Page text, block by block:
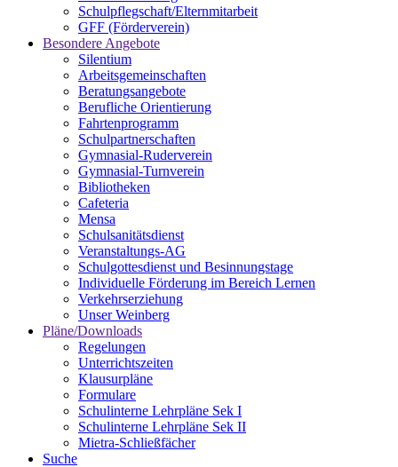
Schulpflegschaft/Elternmitarbeit
GFF (Förderverein)
Besondere Angebote
Silentium
Arbeitsgemeinschaften
Beratungsangebote
Berufliche Orientierung
Fahrtenprogramm
Schulpartnerschaften
Gymnasial-Ruderverein
Gymnasial-Turnverein
Bibliotheken
Cafeteria
Mensa
Schulsanitätsdienst
Veranstaltungs-AG
Schulgottesdienst und Besinnungstage
Individuelle Förderung im Bereich Lernen
Verkehrserziehung
Unser Weinberg
Pläne/Downloads
Regelungen
Unterrichtszeiten
Klausurpläne
Formulare
Schulinterne Lehrpläne Sek I
Schulinterne Lehrpläne Sek II
Mietra-Schließfächer
Suche